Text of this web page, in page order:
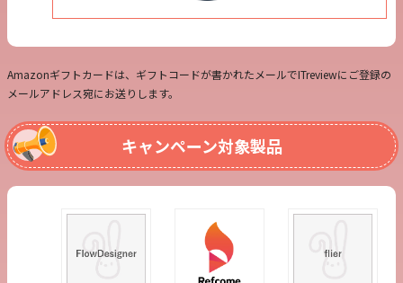
Amazonギフトカードは、ギフトコードが書かれたメールでITreviewにご登録の
メールアドレス宛にお送りします。
キャンペーン対象製品